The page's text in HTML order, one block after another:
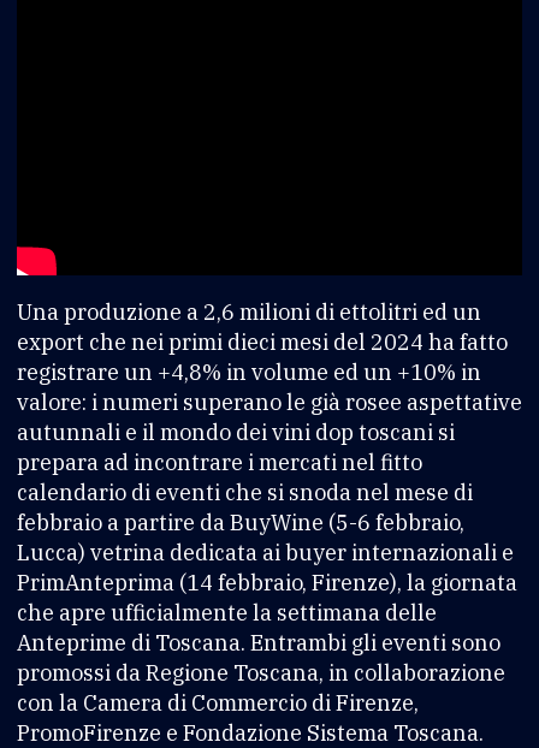
Una produzione a 2,6 milioni di ettolitri ed un
export che nei primi dieci mesi del 2024 ha fatto
registrare un +4,8% in volume ed un +10% in
valore: i numeri superano le già rosee aspettative
autunnali e il mondo dei vini dop toscani si
prepara ad incontrare i mercati nel fitto
calendario di eventi che si snoda nel mese di
febbraio a partire da BuyWine (5-6 febbraio,
Lucca) vetrina dedicata ai buyer internazionali e
PrimAnteprima (14 febbraio, Firenze), la giornata
che apre ufficialmente la settimana delle
Anteprime di Toscana. Entrambi gli eventi sono
promossi da Regione Toscana, in collaborazione
con la Camera di Commercio di Firenze,
PromoFirenze e Fondazione Sistema Toscana.